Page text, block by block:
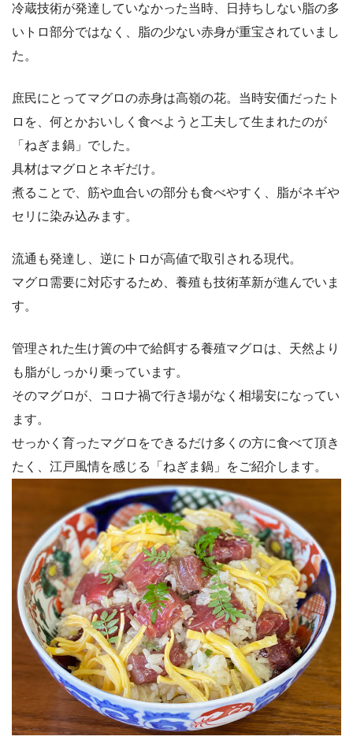
冷蔵技術が発達していなかった当時、日持ちしない脂の多
いトロ部分ではなく、脂の少ない赤身が重宝されていまし
た。
庶民にとってマグロの赤身は高嶺の花。当時安価だったト
ロを、何とかおいしく食べようと工夫して生まれたのが
「ねぎま鍋」でした。
具材はマグロとネギだけ。
煮ることで、筋や血合いの部分も食べやすく、脂がネギや
セリに染み込みます。
流通も発達し、逆にトロが高値で取引される現代。
マグロ需要に対応するため、養殖も技術革新が進んでいま
す。
管理された生け簀の中で給餌する養殖マグロは、天然より
も脂がしっかり乗っています。
そのマグロが、コロナ禍で行き場がなく相場安になってい
ます。
せっかく育ったマグロをできるだけ多くの方に食べて頂き
たく、江戸風情を感じる「ねぎま鍋」をご紹介します。